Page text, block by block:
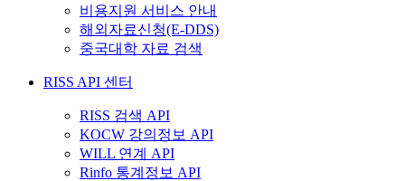
비용지원 서비스 안내
해외자료신청(E-DDS)
중국대학 자료 검색
RISS API 센터
RISS 검색 API
KOCW 강의정보 API
WILL 연계 API
Rinfo 통계정보 API